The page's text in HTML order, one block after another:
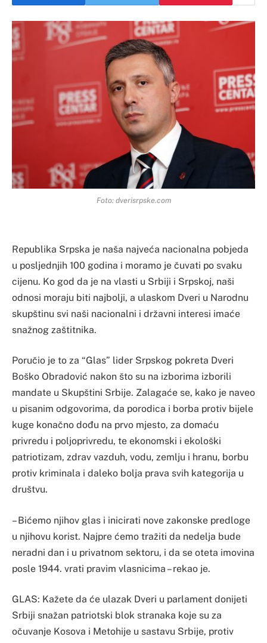
Foto: dverisrpske.com
Republika Srpska je naša najveća nacionalna pobjeda
u posljednjih 100 godina i moramo je čuvati po svaku
cijenu. Ko god da je na vlasti u Srbiji i Srpskoj, naši
odnosi moraju biti najbolji, a ulaskom Dveri u Narodnu
skupštinu svi naši nacionalni i državni interesi imaće
snažnog zaštitnika.
Poručio je to za “Glas” lider Srpskog pokreta Dveri
Boško Obradović nakon što su na izborima izborili
mandate u Skupštini Srbije. Zalagaće se, kako je naveo
u pisanim odgovorima, da porodica i borba protiv bijele
kuge konačno dođu na prvo mjesto, za domaću
privredu i poljoprivredu, te ekonomski i ekološki
patriotizam, zdrav vazduh, vodu, zemlju i hranu, borbu
protiv kriminala i daleko bolja prava svih kategorija u
društvu.
– Bićemo njihov glas i inicirati nove zakonske predloge
u njihovu korist. Najpre ćemo tražiti da nedelja bude
neradni dan i u privatnom sektoru, i da se oteta imovina
posle 1944. vrati pravim vlasnicima – rekao je.
GLAS: Kažete da će ulazak Dveri u parlament donijeti
Srbiji snažan patriotski blok stranaka koje su za
očuvanje Kosova i Metohije u sastavu Srbije, protiv